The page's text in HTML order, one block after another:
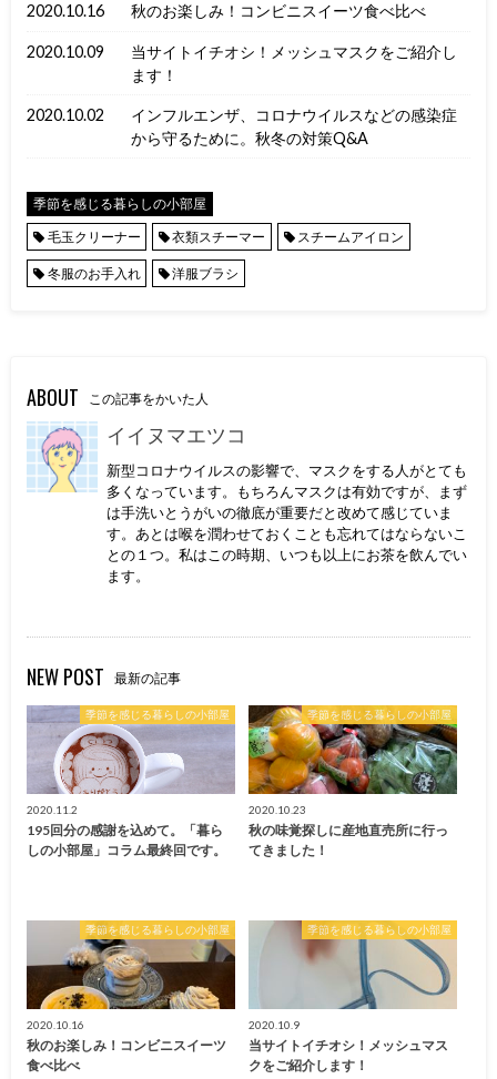
2020.10.16 秋のお楽しみ！コンビニスイーツ食べ比べ
2020.10.09
当サイトイチオシ！メッシュマスクをご紹介し
ます！
2020.10.02
インフルエンザ、コロナウイルスなどの感染症
から守るために。秋冬の対策Q&A
季節を感じる暮らしの小部屋
毛玉クリーナー
衣類スチーマー スチームアイロン
冬服のお手入れ 洋服ブラシ
ABOUT この記事をかいた人
イイヌマエツコ
新型コロナウイルスの影響で、マスクをする人がとても
多くなっています。もちろんマスクは有効ですが、まず
は手洗いとうがいの徹底が重要だと改めて感じていま
す。あとは喉を潤わせておくことも忘れてはならないこ
との１つ。私はこの時期、いつも以上にお茶を飲んでい
ます。
NEW POST 最新の記事
季節を感じる暮らしの小部屋
2020.11.2
195回分の感謝を込めて。「暮ら
しの小部屋」コラム最終回です。
季節を感じる暮らしの小部屋
2020.10.23
秋の味覚探しに産地直売所に行っ
てきました！
季節を感じる暮らしの小部屋
2020.10.16
秋のお楽しみ！コンビニスイーツ
食べ比べ
季節を感じる暮らしの小部屋
2020.10.9
当サイトイチオシ！メッシュマス
クをご紹介します！